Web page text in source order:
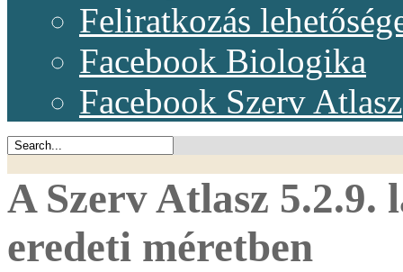
Feliratkozás
Facebook Biologika
Facebook Szerv Atlasz
A Szerv Atlasz 5.2.9.
eredeti méretben